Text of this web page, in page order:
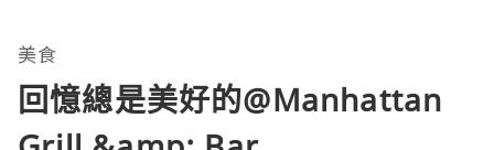
美食
回憶總是美好的@Manhattan